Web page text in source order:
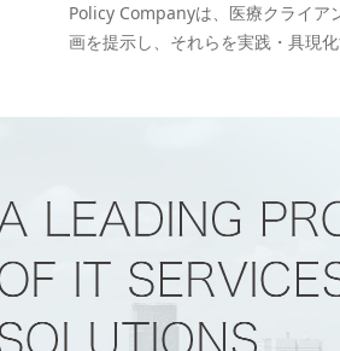
Policy Companyは、医療クライア
画を提示し、それらを実践・具現